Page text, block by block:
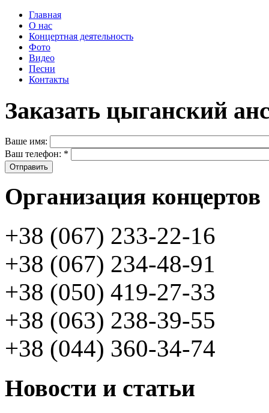
Главная
О нас
Концертная деятельность
Фото
Видео
Песни
Контакты
Заказать цыганский
Ваше имя:
Ваш телефон: *
Организация концертов
+38 (067) 233-22-16
+38 (067) 234-48-91
+38 (050) 419-27-33
+38 (063) 238-39-55
+38 (044) 360-34-74
Новости и статьи